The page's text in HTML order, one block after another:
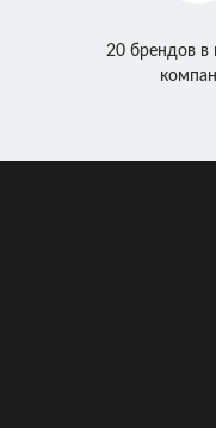
20 брендов в